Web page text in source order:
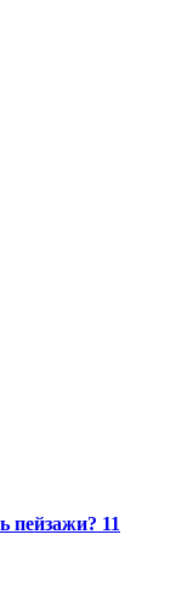
пейзажи? 11